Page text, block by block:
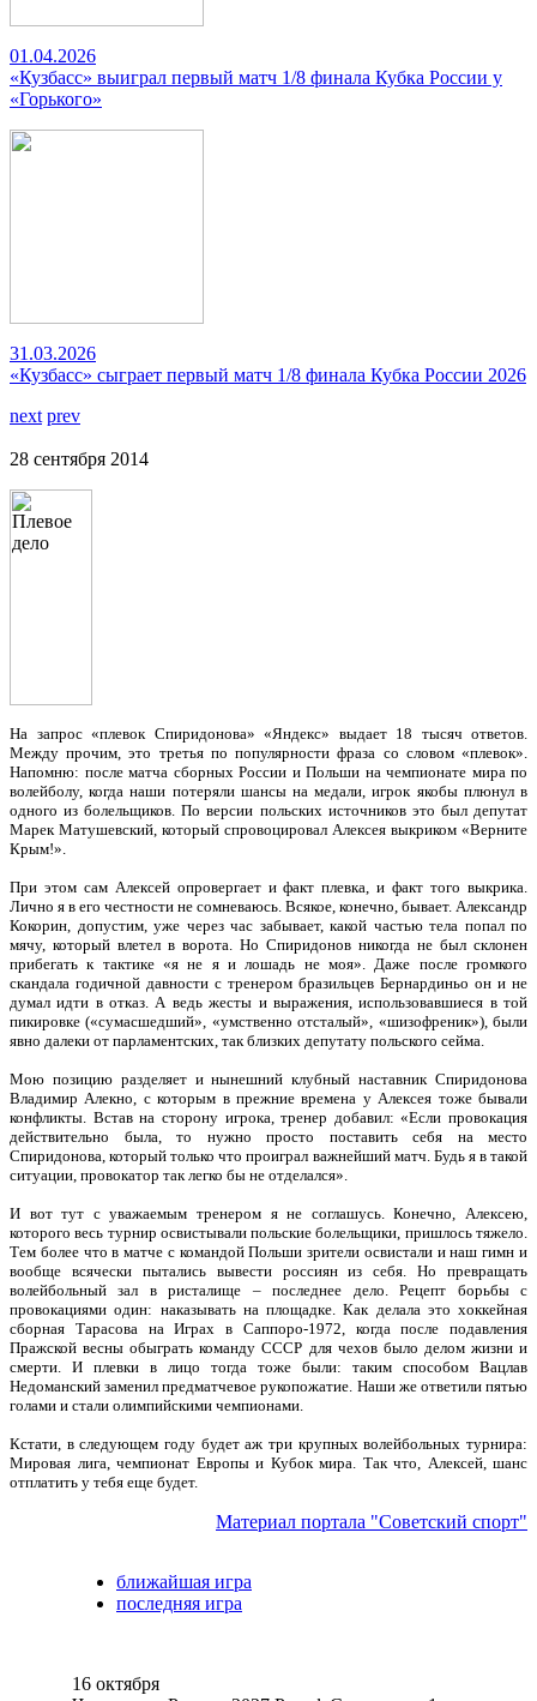
01.04.2026
«Кузбасс» выиграл первый матч 1/8 финала Кубка России у
«Горького»
31.03.2026
«Кузбасс» сыграет первый матч 1/8 финала Кубка России 2026
next prev
28 сентября 2014
На запрос «плевок Спиридонова» «Яндекс» выдает 18 тысяч ответов.
Между прочим, это третья по популярности фраза со словом «плевок».
Напомню: после матча сборных России и Польши на чемпионате мира по
волейболу, когда наши потеряли шансы на медали, игрок якобы плюнул в
одного из болельщиков. По версии польских источников это был депутат
Марек Матушевский, который спровоцировал Алексея выкриком «Верните
Крым!».
При этом сам Алексей опровергает и факт плевка, и факт того выкрика.
Лично я в его честности не сомневаюсь. Всякое, конечно, бывает. Александр
Кокорин, допустим, уже через час забывает, какой частью тела попал по
мячу, который влетел в ворота. Но Спиридонов никогда не был склонен
прибегать к тактике «я не я и лошадь не моя». Даже после громкого
скандала годичной давности с тренером бразильцев Бернардиньо он и не
думал идти в отказ. А ведь жесты и выражения, использовавшиеся в той
пикировке («сумасшедший», «умственно отсталый», «шизофреник»), были
явно далеки от парламентских, так близких депутату польского сейма.
Мою позицию разделяет и нынешний клубный наставник Спиридонова
Владимир Алекно, с которым в прежние времена у Алексея тоже бывали
конфликты. Встав на сторону игрока, тренер добавил: «Если провокация
действительно была, то нужно просто поставить себя на место
Спиридонова, который только что проиграл важнейший матч. Будь я в такой
ситуации, провокатор так легко бы не отделался».
И вот тут с уважаемым тренером я не соглашусь. Конечно, Алексею,
которого весь турнир освистывали польские болельщики, пришлось тяжело.
Тем более что в матче с командой Польши зрители освистали и наш гимн и
вообще всячески пытались вывести россиян из себя. Но превращать
волейбольный зал в ристалище – последнее дело. Рецепт борьбы с
провокациями один: наказывать на площадке. Как делала это хоккейная
сборная Тарасова на Играх в Саппоро-1972, когда после подавления
Пражской весны обыграть команду СССР для чехов было делом жизни и
смерти. И плевки в лицо тогда тоже были: таким способом Вацлав
Недоманский заменил предматчевое рукопожатие. Наши же ответили пятью
голами и стали олимпийскими чемпионами.
Кстати, в следующем году будет аж три крупных волейбольных турнира:
Мировая лига, чемпионат Европы и Кубок мира. Так что, Алексей, шанс
отплатить у тебя еще будет.
Материал портала "Советский спорт"
ближайшая игра
последняя игра
16 октября